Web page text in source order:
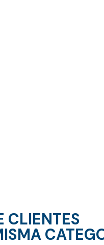
CLIENTES